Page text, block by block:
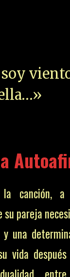
canción,
su pareja
una
vida después